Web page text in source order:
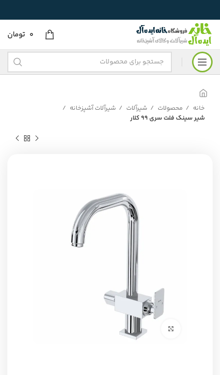
0 تومان
خانه محصولات شیرآلات
شیرآلات آشپزخانه
شیر سینک فلت سری 99 کلار
برای بزرگنمایی کلیک کنید